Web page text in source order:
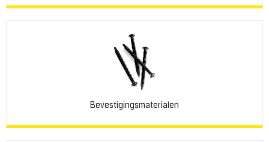
Bevestigingsmaterialen